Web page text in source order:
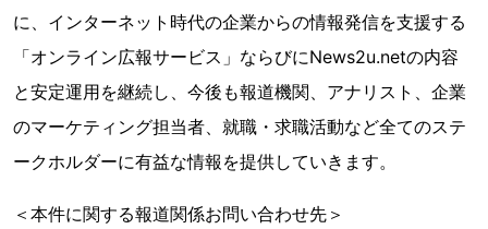
に、インターネット時代の企業からの情報発信を支援する
「オンライン広報サービス」ならびにNews2u.netの内容
と安定運用を継続し、今後も報道機関、アナリスト、企業
のマーケティング担当者、就職・求職活動など全てのステ
ークホルダーに有益な情報を提供していきます。
＜本件に関する報道関係お問い合わせ先＞